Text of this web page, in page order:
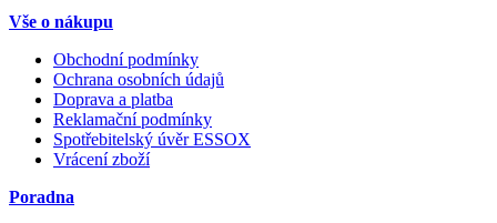
Vše o nákupu
Obchodní podmínky
Ochrana osobních údajů
Doprava a platba
Reklamační podmínky
Spotřebitelský úvěr ESSOX
Vrácení zboží
Poradna